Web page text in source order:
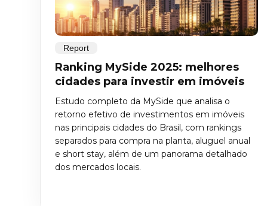
Report
Ranking MySide 2025: melhores
cidades para investir em imóveis
Estudo completo da MySide que analisa o
retorno efetivo de investimentos em imóveis
nas principais cidades do Brasil, com rankings
separados para compra na planta, aluguel anual
e short stay, além de um panorama detalhado
dos mercados locais.